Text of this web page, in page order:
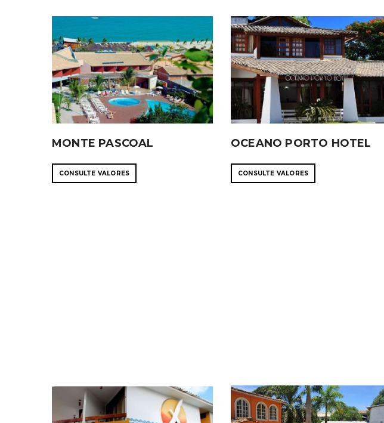
MONTE PASCOAL
CONSULTE VALORES
OCEANO PORTO HOTEL
CONSULTE VALORES